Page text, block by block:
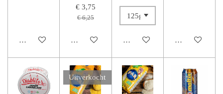
Houd mij op de hoogte
€ 3,75
€ 6,25
Houd mij op de hoogteHoud mij op de hoogte
In
Uitverkocht